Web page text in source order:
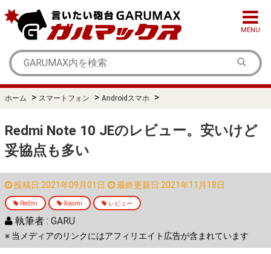
MENU
ホーム > スマートフォン > Androidスマホ >
Redmi Note 10 JEのレビュー。安いけど
妥協点も多い
投稿日:2021年09月01日 最終更新日:2021年11月18日
Redmi Xiaomi レビュー
執筆者 : GARU
※ 当メディアのリンクにはアフィリエイト広告が含まれています